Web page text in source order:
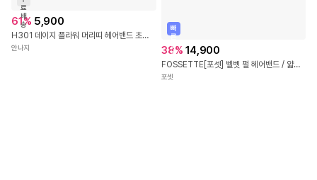
료
배
송
61% 5,900
H301 데이지 플라워 머리띠 헤어밴드 초커 목걸이 진주 꽃 셀프 웨딩 돌 아이 여아 공주 엄마 선물 커플 머리띠 헤어 밴드
안나지
빠
른
출
발
38% 14,900
FOSSETTE[포셋] 벨벳 펄 헤어밴드 / 얇은 클래식 무지 큐빅 볼륨 진주 머리띠
포셋